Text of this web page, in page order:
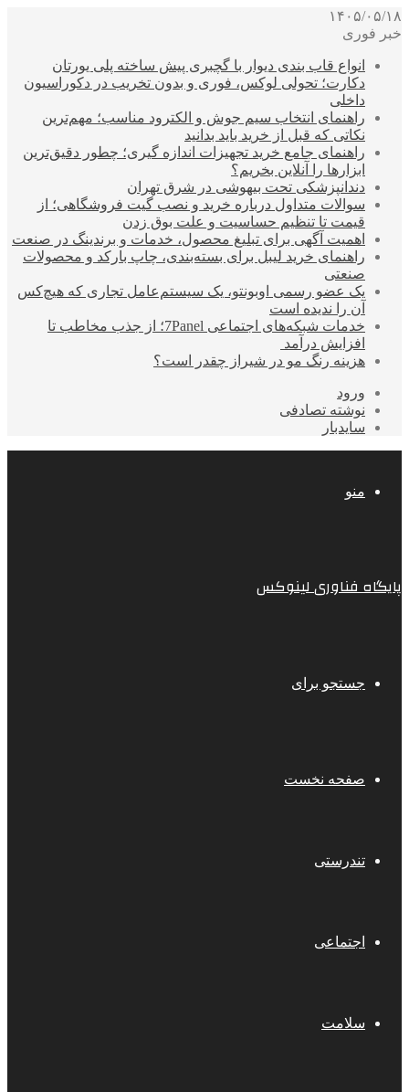
۱۴۰۵/۰۵/۱۸
خبر فوری
انواع قاب بندی دیوار با گچبری پیش ساخته پلی یورتان
دکارت؛ تحولی لوکس، فوری و بدون تخریب در دکوراسیون
داخلی
راهنمای انتخاب سیم جوش و الکترود مناسب؛ مهم‌ترین
نکاتی که قبل از خرید باید بدانید
راهنمای جامع خرید تجهیزات اندازه گیری؛ چطور دقیق‌ترین
ابزارها را آنلاین بخریم؟
دندانپزشکی تحت بیهوشی در شرق تهران
سوالات متداول درباره خرید و نصب گیت فروشگاهی؛ از
قیمت تا تنظیم حساسیت و علت بوق زدن
اهمیت آگهی برای تبلیغ محصول، خدمات و برندینگ در صنعت
راهنمای خرید لیبل برای بسته‌بندی، چاپ بارکد و محصولات
صنعتی
یک عضو رسمی اوبونتو، یک سیستم‌عامل تجاری که هیچ‌کس
آن را ندیده است
خدمات شبکه‌های اجتماعی 7Panel؛ از جذب مخاطب تا
افزایش درآمد
هزینه رنگ مو در شیراز چقدر است؟
ورود
نوشته تصادفی
سایدبار
منو
پایگاه فناوری لینوکس
جستجو برای
صفحه نخست
تندرستی
اجتماعی
سلامت